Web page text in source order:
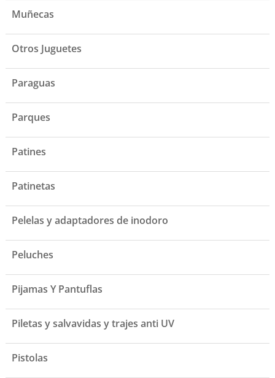
Muñecas
Otros Juguetes
Paraguas
Parques
Patines
Patinetas
Pelelas y adaptadores de inodoro
Peluches
Pijamas Y Pantuflas
Piletas y salvavidas y trajes anti UV
Pistolas